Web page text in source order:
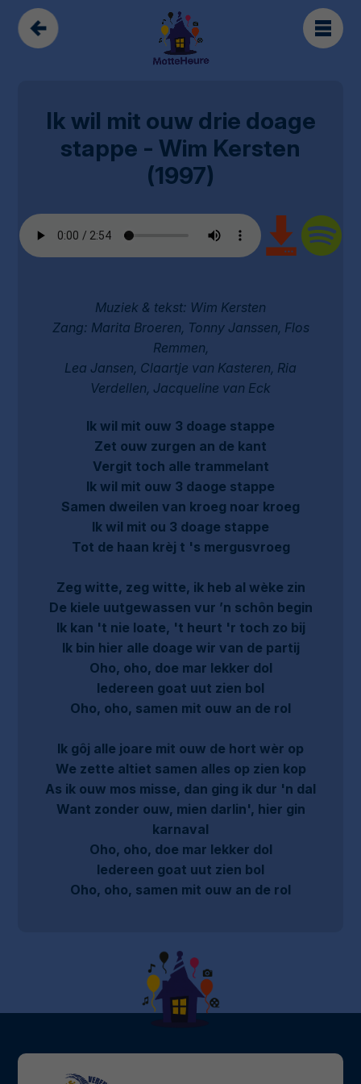
Ik wil mit ouw drie doage
stappe - Wim Kersten
(1997)
Muziek & tekst: Wim Kersten
Zang: Marita Broeren, Tonny Janssen, Flos
Remmen,
Lea Jansen, Claartje van Kasteren, Ria
Verdellen, Jacqueline van Eck
Ik wil mit ouw 3 doage stappe
Zet ouw zurgen an de kant
Vergit toch alle trammelant
Ik wil mit ouw 3 daoge stappe
Samen dweilen van kroeg noar kroeg
Ik wil mit ou 3 doage stappe
Tot de haan krèj t 's mergusvroeg
Zeg witte, zeg witte, ik heb al wèke zin
De kiele uutgewassen vur ’n schôn begin
Ik kan 't nie loate, 't heurt 'r toch zo bij
Ik bin hier alle doage wir van de partij
Oho, oho, doe mar lekker dol
Iedereen goat uut zien bol
Oho, oho, samen mit ouw an de rol
Ik gôj alle joare mit ouw de hort wèr op
We zette altiet samen alles op zien kop
As ik ouw mos misse, dan ging ik dur 'n dal
Want zonder ouw, mien darlin', hier gin
karnaval
Oho, oho, doe mar lekker dol
Iedereen goat uut zien bol
Oho, oho, samen mit ouw an de rol